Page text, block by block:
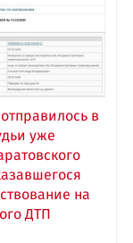
в
уже
на
ДТП